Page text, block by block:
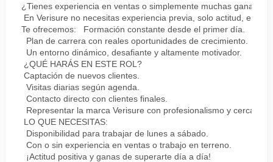
¿Tienes experiencia en ventas o simplemente muchas ganas
En Verisure no necesitas experiencia previa, solo actitud,
Te ofrecemos: Formación constante desde el primer día.
Plan de carrera con reales oportunidades de crecimiento.
Un entorno dinámico, desafiante y altamente motivador.
¿QUÉ HARÁS EN ESTE ROL?
Captación de nuevos clientes.
Visitas diarias según agenda.
Contacto directo con clientes finales.
Representar la marca Verisure con profesionalismo y cercanía.
LO QUE NECESITAS:
Disponibilidad para trabajar de lunes a sábado.
Con o sin experiencia en ventas o trabajo en terreno.
¡Actitud positiva y ganas de superarte día a día!